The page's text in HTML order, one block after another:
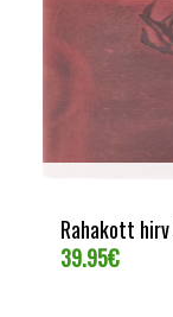
Rahakott
39.95€